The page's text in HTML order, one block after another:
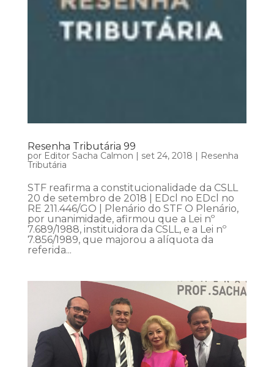
Resenha Tributária 99
por Editor Sacha Calmon | set 24, 2018 | Resenha
Tributária
STF reafirma a constitucionalidade da CSLL
20 de setembro de 2018 | EDcl no EDcl no
RE 211.446/GO | Plenário do STF O Plenário,
por unanimidade, afirmou que a Lei nº
7.689/1988, instituidora da CSLL, e a Lei nº
7.856/1989, que majorou a alíquota da
referida...